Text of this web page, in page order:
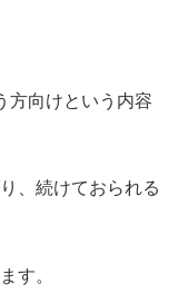
方向けという内容
、続けておられる
す。